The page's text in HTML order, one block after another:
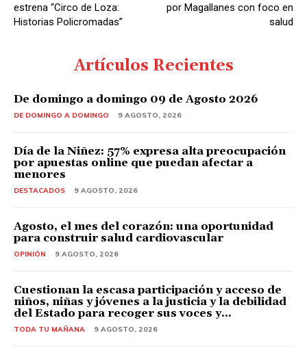
d
e
i
o
estrena “Circo de Loza:
Historias Policromadas”
por Magallanes con foco en
salud
Artículos Recientes
De domingo a domingo 09 de Agosto 2026
DE DOMINGO A DOMINGO 9 AGOSTO, 2026
Día de la Niñez: 57% expresa alta preocupación
por apuestas online que puedan afectar a
menores
DESTACADOS 9 AGOSTO, 2026
Agosto, el mes del corazón: una oportunidad
para construir salud cardiovascular
OPINIÓN 9 AGOSTO, 2026
Cuestionan la escasa participación y acceso de
niños, niñas y jóvenes a la justicia y la debilidad
del Estado para recoger sus voces y...
TODA TU MAÑANA 9 AGOSTO, 2026